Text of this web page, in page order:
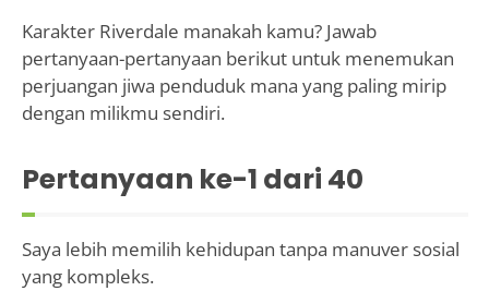
Karakter Riverdale manakah kamu? Jawab
pertanyaan-pertanyaan berikut untuk menemukan
perjuangan jiwa penduduk mana yang paling mirip
dengan milikmu sendiri.
Pertanyaan ke-1 dari 40
Saya lebih memilih kehidupan tanpa manuver sosial
yang kompleks.